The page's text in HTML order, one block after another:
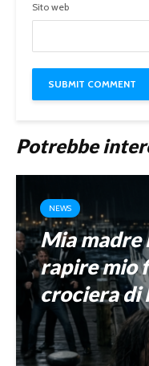
Sito web
Potrebbe
NEWS
Mia madre
rapire mio
crociera di